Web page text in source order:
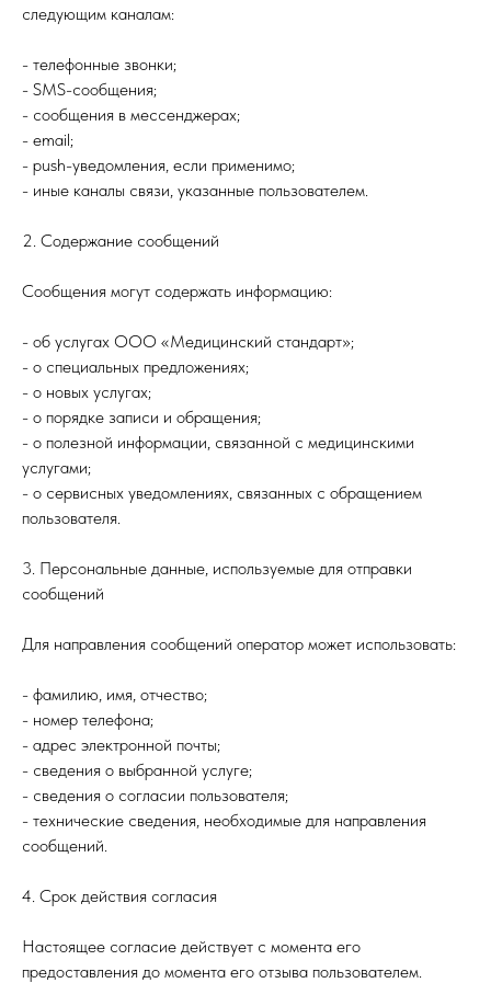
следующим каналам:
- телефонные звонки;
- SMS-сообщения;
- сообщения в мессенджерах;
- email;
- push-уведомления, если применимо;
- иные каналы связи, указанные пользователем.
2. Содержание сообщений
Сообщения могут содержать информацию:
- об услугах ООО «Медицинский стандарт»;
- о специальных предложениях;
- о новых услугах;
- о порядке записи и обращения;
- о полезной информации, связанной с медицинскими
услугами;
- о сервисных уведомлениях, связанных с обращением
пользователя.
3. Персональные данные, используемые для отправки
сообщений
Для направления сообщений оператор может использовать:
- фамилию, имя, отчество;
- номер телефона;
- адрес электронной почты;
- сведения о выбранной услуге;
- сведения о согласии пользователя;
- технические сведения, необходимые для направления
сообщений.
4. Срок действия согласия
Настоящее согласие действует с момента его
предоставления до момента его отзыва пользователем.